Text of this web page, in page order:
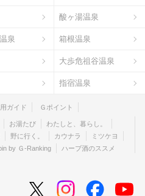
酸ヶ湯温泉
泉 箱根温泉
大歩危祖谷温泉
指宿温泉
ガイド Ｇポイント
お湯たび
わたしと、暮らし。
野に行く。 カウナラ
ミツケヨ
by Ｇ-Ranking ハーブ酒のススメ